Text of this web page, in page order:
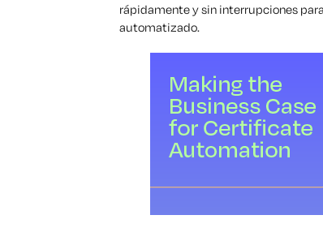
rápidamente y sin interrupciones
automatizado.